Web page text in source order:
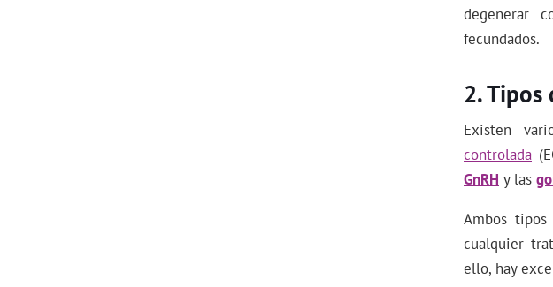
degenerar
fecundados.
Tipos
Existen
controlada
GnRH y las
Ambos
cualquier
ello, hay